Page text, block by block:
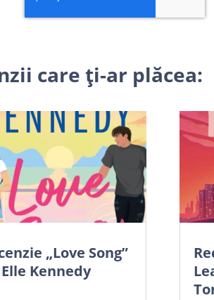
care ți-ar plăcea:
„Love Song”
Kennedy